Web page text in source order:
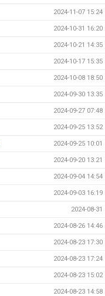
2024-11-07 15:24
2024-10-31 16:20
2024-10-21 14:35
2024-10-17 15:35
2024-10-08 18:50
2024-09-30 13:35
2024-09-27 07:48
2024-09-25 13:52
2024-09-25 10:01
2024-09-20 13:21
2024-09-04 14:54
2024-09-03 16:19
2024-08-31
2024-08-26 14:46
2024-08-23 17:30
2024-08-23 17:24
2024-08-23 15:02
2024-08-23 14:58